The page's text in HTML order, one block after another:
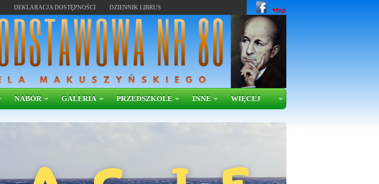
DEKLARACJA DOSTĘPNOŚCI DZIENNIK LIBRUS
NABÓR GALERIA PRZEDSZKOLE INNE WIĘCEJ